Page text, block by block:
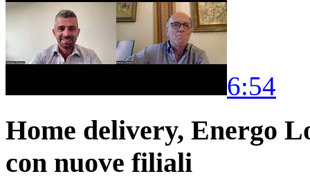
6:54
Home delivery, Energo
con nuove filiali